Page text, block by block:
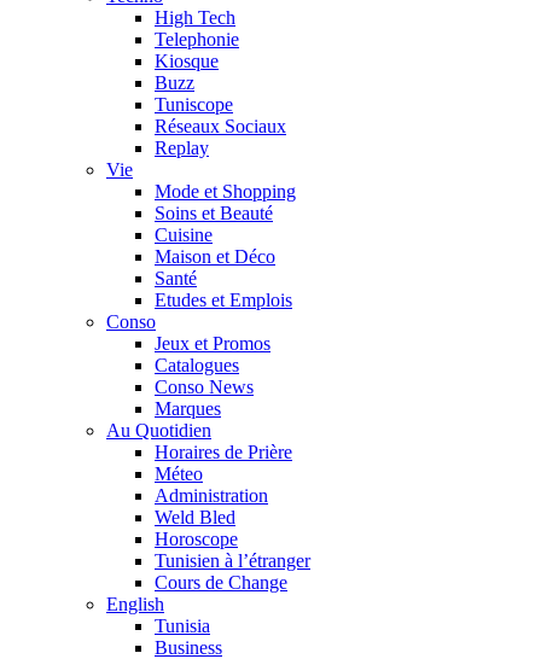
High Tech
Telephonie
Kiosque
Buzz
Tuniscope
Réseaux Sociaux
Replay
Vie
Mode et Shopping
Soins et Beauté
Cuisine
Maison et Déco
Santé
Etudes et Emplois
Conso
Jeux et Promos
Catalogues
Conso News
Marques
Au Quotidien
Horaires de Prière
Méteo
Administration
Weld Bled
Horoscope
Tunisien à l’étranger
Cours de Change
English
Tunisia
Business